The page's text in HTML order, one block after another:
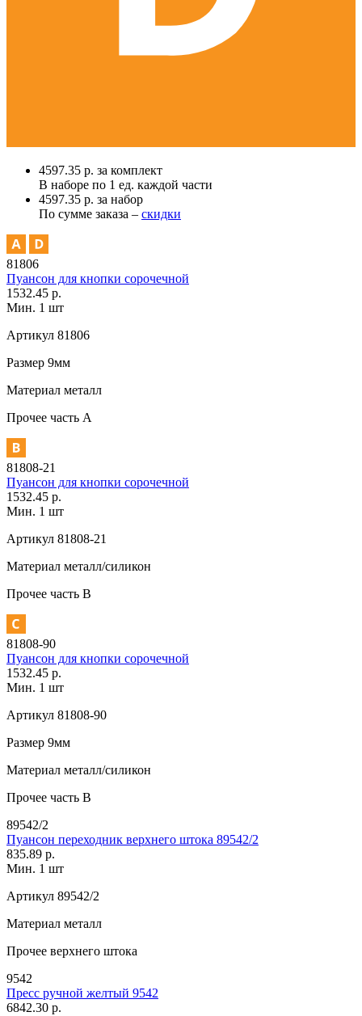
4597.35 р. за комплект
В наборе по 1 ед. каждой части
4597.35 р. за набор
По сумме заказа – скидки
81806
Пуансон для кнопки сорочечной
1532.45 р.
Мин. 1 шт
Артикул 81806
Размер 9мм
Материал металл
Прочее часть A
81808-21
Пуансон для кнопки сорочечной
1532.45 р.
Мин. 1 шт
Артикул 81808-21
Материал металл/силикон
Прочее часть В
81808-90
Пуансон для кнопки сорочечной
1532.45 р.
Мин. 1 шт
Артикул 81808-90
Размер 9мм
Материал металл/силикон
Прочее часть В
89542/2
Пуансон переходник верхнего штока 89542/2
835.89 р.
Мин. 1 шт
Артикул 89542/2
Материал металл
Прочее верхнего штока
9542
Пресс ручной желтый 9542
6842.30 р.